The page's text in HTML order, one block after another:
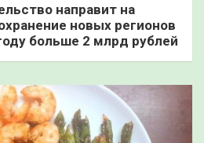
направит на
новых регионов
больше 2 млрд рублей